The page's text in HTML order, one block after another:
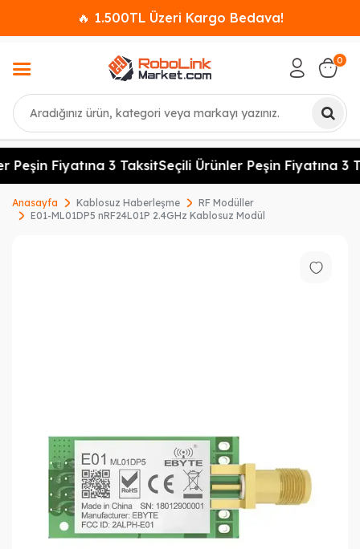
🔥 1.500TL Üzeri Kargo Bedava!
Ara
0
Peşin Fiyatına 3 TaksitSeçili Ürünler Peşin Fiyatına 3
Anasayfa Kablosuz Haberleşme
RF Modüller
E01-ML01DP5 nRF24L01P 2.4GHz Kablosuz Modül